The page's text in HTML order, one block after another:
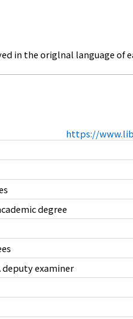
in the origlnal language of
https://
degree
deputy examiner